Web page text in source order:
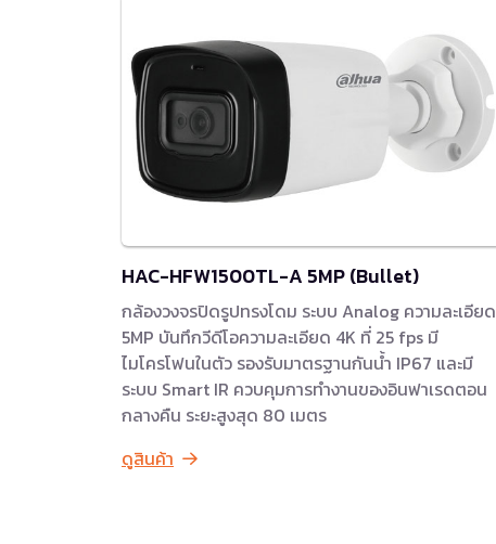
HAC-HFW1500TL-A 5MP (Bullet)
กล้องวงจรปิดรูปทรงโดม ระบบ Analog ความละเอียด
5MP บันทึกวีดีโอความละเอียด 4K ที่ 25 fps มี
ไมโครโฟนในตัว รองรับมาตรฐานกันน้ำ IP67 และมี
ระบบ Smart IR ควบคุมการทำงานของอินฟาเรดตอน
กลางคืน ระยะสูงสุด 80 เมตร
ดูสินค้า